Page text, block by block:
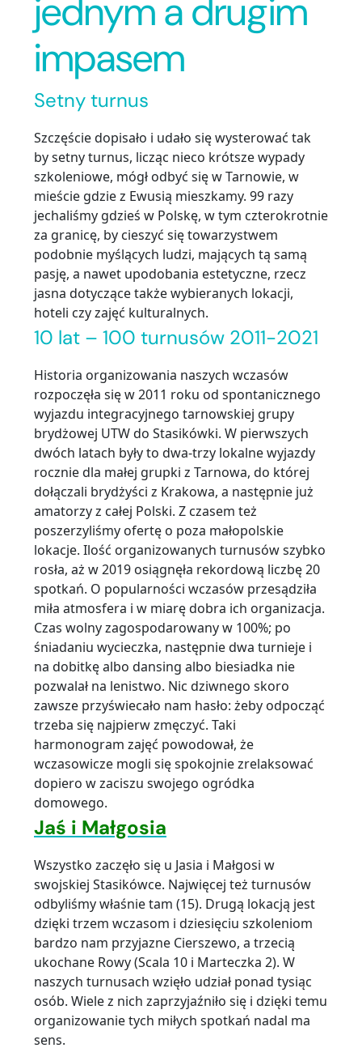
jednym a drugim
impasem
Setny turnus
Szczęście dopisało i udało się wysterować tak
by setny turnus, licząc nieco krótsze wypady
szkoleniowe, mógł odbyć się w Tarnowie, w
mieście gdzie z Ewusią mieszkamy. 99 razy
jechaliśmy gdzieś w Polskę, w tym czterokrotnie
za granicę, by cieszyć się towarzystwem
podobnie myślących ludzi, mających tą samą
pasję, a nawet upodobania estetyczne, rzecz
jasna dotyczące także wybieranych lokacji,
hoteli czy zajęć kulturalnych.
10 lat – 100 turnusów 2011-2021
Historia organizowania naszych wczasów
rozpoczęła się w 2011 roku od spontanicznego
wyjazdu integracyjnego tarnowskiej grupy
brydżowej UTW do Stasikówki. W pierwszych
dwóch latach były to dwa-trzy lokalne wyjazdy
rocznie dla małej grupki z Tarnowa, do której
dołączali brydżyści z Krakowa, a następnie już
amatorzy z całej Polski. Z czasem też
poszerzyliśmy ofertę o poza małopolskie
lokacje. Ilość organizowanych turnusów szybko
rosła, aż w 2019 osiągnęła rekordową liczbę 20
spotkań. O popularności wczasów przesądziła
miła atmosfera i w miarę dobra ich organizacja.
Czas wolny zagospodarowany w 100%; po
śniadaniu wycieczka, następnie dwa turnieje i
na dobitkę albo dansing albo biesiadka nie
pozwalał na lenistwo. Nic dziwnego skoro
zawsze przyświecało nam hasło: żeby odpocząć
trzeba się najpierw zmęczyć. Taki
harmonogram zajęć powodował, że
wczasowicze mogli się spokojnie zrelaksować
dopiero w zaciszu swojego ogródka
domowego.
Jaś i Małgosia
Wszystko zaczęło się u Jasia i Małgosi w
swojskiej Stasikówce. Najwięcej też turnusów
odbyliśmy właśnie tam (15). Drugą lokacją jest
dzięki trzem wczasom i dziesięciu szkoleniom
bardzo nam przyjazne Cierszewo, a trzecią
ukochane Rowy (Scala 10 i Marteczka 2). W
naszych turnusach wzięło udział ponad tysiąc
osób. Wiele z nich zaprzyjaźniło się i dzięki temu
organizowanie tych miłych spotkań nadal ma
sens.